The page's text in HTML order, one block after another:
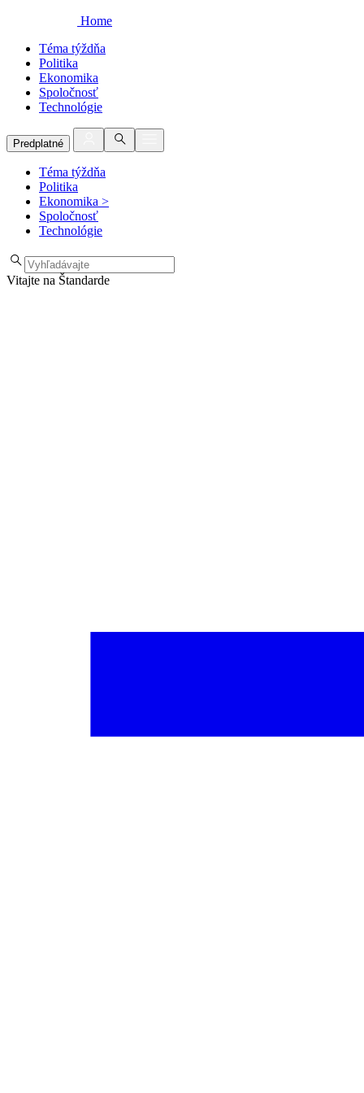
Home
Téma týždňa
Politika
Ekonomika
Spoločnosť
Technológie
Predplatné
Téma týždňa
Politika
Ekonomika >
Spoločnosť
Technológie
Vitajte na Štandarde